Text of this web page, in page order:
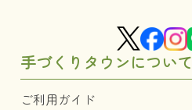
手づくりタウンについて
ご利用ガイド